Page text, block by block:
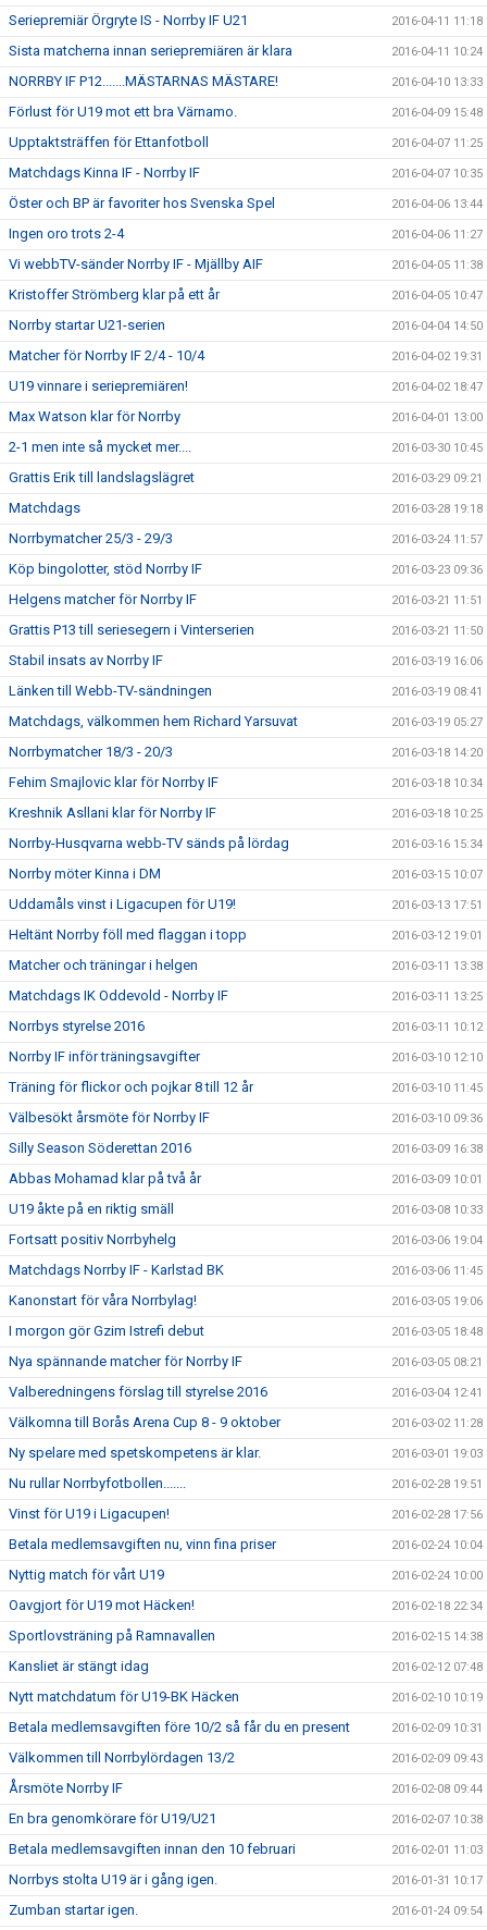
Seriepremiär Örgryte IS - Norrby IF U21 2016-04-11 11:18
Sista matcherna innan seriepremiären är klara 2016-04-11 10:24
NORRBY IF P12.......MÄSTARNAS MÄSTARE! 2016-04-10 13:33
Förlust för U19 mot ett bra Värnamo. 2016-04-09 15:48
Upptaktsträffen för Ettanfotboll 2016-04-07 11:25
Matchdags Kinna IF - Norrby IF 2016-04-07 10:35
Öster och BP är favoriter hos Svenska Spel 2016-04-06 13:44
Ingen oro trots 2-4 2016-04-06 11:27
Vi webbTV-sänder Norrby IF - Mjällby AIF 2016-04-05 11:38
Kristoffer Strömberg klar på ett år 2016-04-05 10:47
Norrby startar U21-serien 2016-04-04 14:50
Matcher för Norrby IF 2/4 - 10/4 2016-04-02 19:31
U19 vinnare i seriepremiären! 2016-04-02 18:47
Max Watson klar för Norrby 2016-04-01 13:00
2-1 men inte så mycket mer.... 2016-03-30 10:45
Grattis Erik till landslagslägret 2016-03-29 09:21
Matchdags 2016-03-28 19:18
Norrbymatcher 25/3 - 29/3 2016-03-24 11:57
Köp bingolotter, stöd Norrby IF 2016-03-23 09:36
Helgens matcher för Norrby IF 2016-03-21 11:51
Grattis P13 till seriesegern i Vinterserien 2016-03-21 11:50
Stabil insats av Norrby IF 2016-03-19 16:06
Länken till Webb-TV-sändningen 2016-03-19 08:41
Matchdags, välkommen hem Richard Yarsuvat 2016-03-19 05:27
Norrbymatcher 18/3 - 20/3 2016-03-18 14:20
Fehim Smajlovic klar för Norrby IF 2016-03-18 10:34
Kreshnik Asllani klar för Norrby IF 2016-03-18 10:25
Norrby-Husqvarna webb-TV sänds på lördag 2016-03-16 15:34
Norrby möter Kinna i DM 2016-03-15 10:07
Uddamåls vinst i Ligacupen för U19! 2016-03-13 17:51
Heltänt Norrby föll med flaggan i topp 2016-03-12 19:01
Matcher och träningar i helgen 2016-03-11 13:38
Matchdags IK Oddevold - Norrby IF 2016-03-11 13:25
Norrbys styrelse 2016 2016-03-11 10:12
Norrby IF inför träningsavgifter 2016-03-10 12:10
Träning för flickor och pojkar 8 till 12 år 2016-03-10 11:45
Välbesökt årsmöte för Norrby IF 2016-03-10 09:36
Silly Season Söderettan 2016 2016-03-09 16:38
Abbas Mohamad klar på två år 2016-03-09 10:01
U19 åkte på en riktig smäll 2016-03-08 10:33
Fortsatt positiv Norrbyhelg 2016-03-06 19:04
Matchdags Norrby IF - Karlstad BK 2016-03-06 11:45
Kanonstart för våra Norrbylag! 2016-03-05 19:06
I morgon gör Gzim Istrefi debut 2016-03-05 18:48
Nya spännande matcher för Norrby IF 2016-03-05 08:21
Valberedningens förslag till styrelse 2016 2016-03-04 12:41
Välkomna till Borås Arena Cup 8 - 9 oktober 2016-03-02 11:28
Ny spelare med spetskompetens är klar. 2016-03-01 19:03
Nu rullar Norrbyfotbollen....... 2016-02-28 19:51
Vinst för U19 i Ligacupen! 2016-02-28 17:56
Betala medlemsavgiften nu, vinn fina priser 2016-02-24 10:04
Nyttig match för vårt U19 2016-02-24 10:00
Oavgjort för U19 mot Häcken! 2016-02-18 22:34
Sportlovsträning på Ramnavallen 2016-02-15 14:38
Kansliet är stängt idag 2016-02-12 07:48
Nytt matchdatum för U19-BK Häcken 2016-02-10 10:19
Betala medlemsavgiften före 10/2 så får du en present 2016-02-09 10:31
Välkommen till Norrbylördagen 13/2 2016-02-09 09:43
Årsmöte Norrby IF 2016-02-08 09:44
En bra genomkörare för U19/U21 2016-02-07 10:38
Betala medlemsavgiften innan den 10 februari 2016-02-01 11:03
Norrbys stolta U19 är i gång igen. 2016-01-31 10:17
Zumban startar igen. 2016-01-24 09:54